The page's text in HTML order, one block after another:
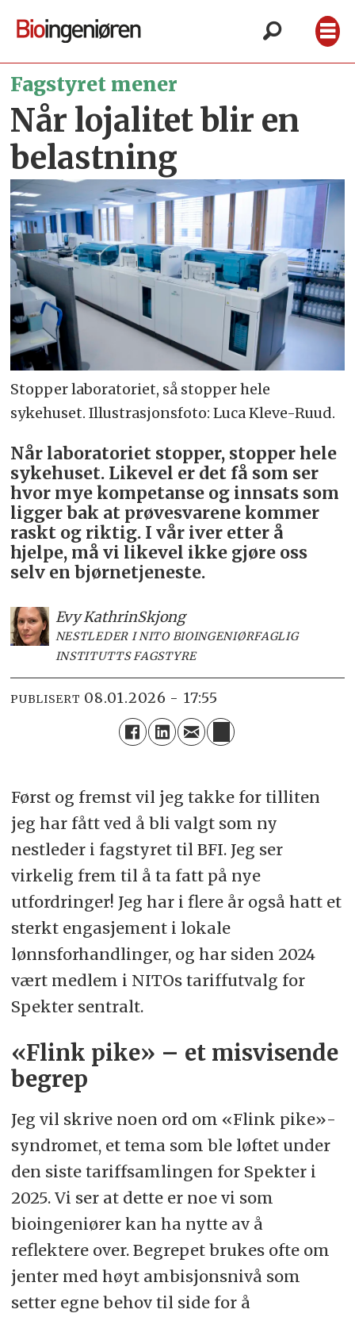
Fagstyret mener
Når lojalitet blir en
belastning
Stopper laboratoriet, så stopper hele
sykehuset. Illustrasjonsfoto: Luca Kleve-Ruud.
Når laboratoriet stopper, stopper hele
sykehuset. Likevel er det få som ser
hvor mye kompetanse og innsats som
ligger bak at prøvesvarene kommer
raskt og riktig. I vår iver etter å
hjelpe, må vi likevel ikke gjøre oss
selv en bjørnetjeneste.
Evy KathrinSkjong
NESTLEDER I NITO BIOINGENIØRFAGLIG
INSTITUTTS FAGSTYRE
PUBLISERT 08.01.2026 - 17:55
Først og fremst vil jeg takke for tilliten
jeg har fått ved å bli valgt som ny
nestleder i fagstyret til BFI. Jeg ser
virkelig frem til å ta fatt på nye
utfordringer! Jeg har i flere år også hatt et
sterkt engasjement i lokale
lønnsforhandlinger, og har siden 2024
vært medlem i NITOs tariffutvalg for
Spekter sentralt.
«Flink pike» – et misvisende
begrep
Jeg vil skrive noen ord om «Flink pike»-
syndromet, et tema som ble løftet under
den siste tariffsamlingen for Spekter i
2025. Vi ser at dette er noe vi som
bioingeniører kan ha nytte av å
reflektere over. Begrepet brukes ofte om
jenter med høyt ambisjonsnivå som
setter egne behov til side for å